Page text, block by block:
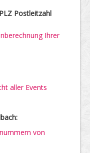
Postleitzahl
Ihrer
aller Events
von